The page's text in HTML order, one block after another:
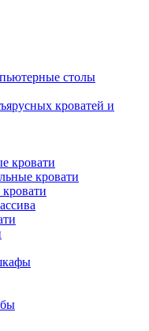
столы
кроватей и
кровати
кровати